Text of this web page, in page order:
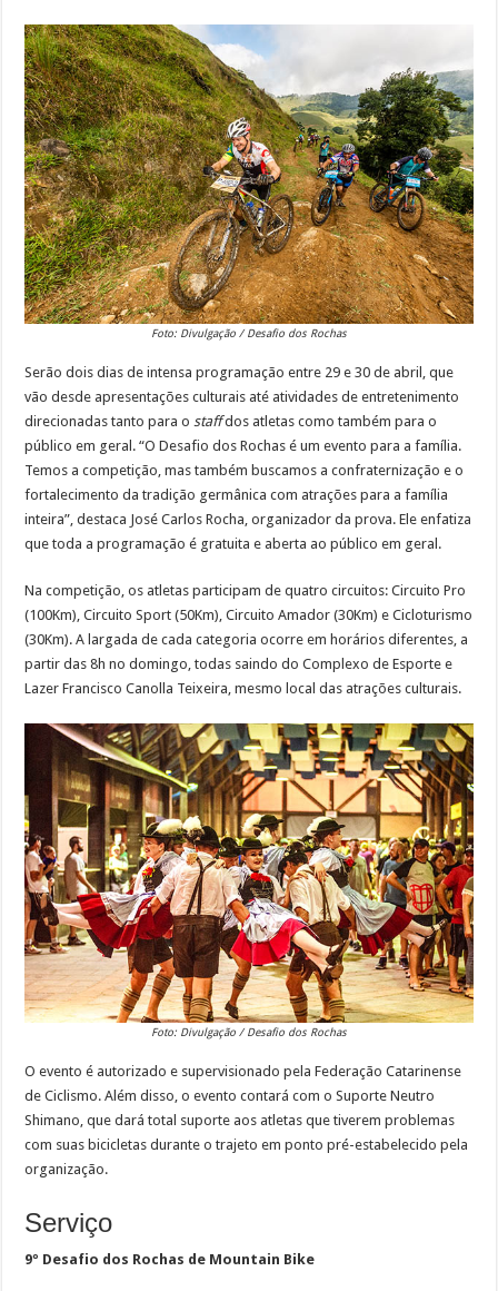
Foto: Divulgação / Desafio dos Rochas
Serão dois dias de intensa programação entre 29 e 30 de abril, que
vão desde apresentações culturais até atividades de entretenimento
direcionadas tanto para ostaffdos atletas como também para o
público em geral. “O Desafio dos Rochas é um evento para a família.
Temos a competição, mas também buscamos a confraternização e o
fortalecimento da tradição germânica com atrações para a família
inteira”, destaca José Carlos Rocha, organizador da prova. Ele enfatiza
que toda a programação é gratuita e aberta ao público em geral.
Na competição, os atletas participam de quatro circuitos: Circuito Pro
(100Km), Circuito Sport (50Km), Circuito Amador (30Km) e Cicloturismo
(30Km). A largada de cada categoria ocorre em horários diferentes, a
partir das 8h no domingo, todas saindo do Complexo de Esporte e
Lazer Francisco Canolla Teixeira, mesmo local das atrações culturais.
Foto: Divulgação / Desafio dos Rochas
O evento é autorizado e supervisionado pela Federação Catarinense
de Ciclismo. Além disso, o evento contará com o Suporte Neutro
Shimano, que dará total suporte aos atletas que tiverem problemas
com suas bicicletas durante o trajeto em ponto pré-estabelecido pela
organização.
Serviço
9º Desafio dos Rochas de Mountain Bike